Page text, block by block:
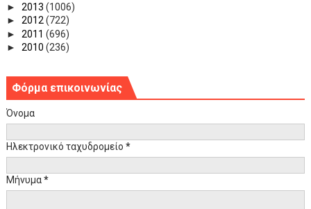
► 2013 (1006)
► 2012(722)
► 2011 (696)
► 2010 (236)
Φόρμα επικοινωνίας
Όνομα
Ηλεκτρονικό ταχυδρομείο *
Μήνυμα*